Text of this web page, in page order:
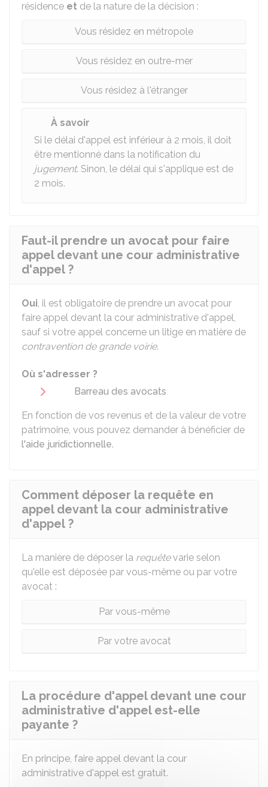
résidence et de la nature de la décision :
Vous résidez en métropole
Vous résidez en outre-mer
Vous résidez à l'étranger
À savoir
Si le délai d'appel est inférieur à 2 mois, il doit
être mentionné dans la notification du
jugement. Sinon, le délai qui s'applique est de
2 mois.
Faut-il prendre un avocat pour faire
appel devant une cour administrative
d'appel ?
Oui, il est obligatoire de prendre un avocat pour
faire appel devant la cour administrative d'appel,
sauf si votre appel concerne un litige en matière de
contravention de grande voirie.
Où s'adresser ?
Barreau des avocats
En fonction de vos revenus et de la valeur de votre
patrimoine, vous pouvez demander à bénéficier de
l'aide juridictionnelle.
Comment déposer la requête en
appel devant la cour administrative
d'appel ?
La manière de déposer la requêtevarie selon
qu'elle est déposée par vous-même ou par votre
avocat :
Par vous-même
Par votre avocat
La procédure d'appel devant une cour
administrative d'appel est-elle
payante ?
En principe, faire appel devant la cour
administrative d'appel est gratuit.